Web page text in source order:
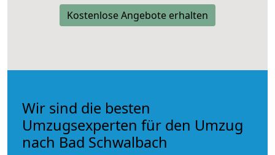
Kostenlose Angebote erhalten
Wir sind die besten
Umzugsexperten für den Umzug
nach Bad Schwalbach